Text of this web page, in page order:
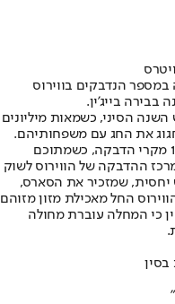
במספר הנדבקים בווירוס
בבירה בייג'ין.
הסיני, כשמאות מיליונים
את החג עם משפחותיהם.
מאז זיהוי המחלה בחודש שעבר, התגלו 198 מקרי הדבקה, כשמתוכם
ההדבקה של הווירוס לשוק
יחסית, שמזכיר את הסארס,
החל מאכילת מזון מזוהם
כי המחלה עוברת מחולה